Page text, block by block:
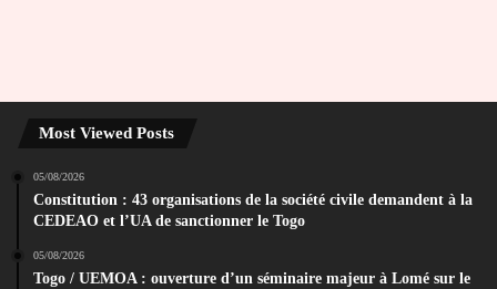
Most Viewed Posts
05/08/2026
Constitution : 43 organisations de la société civile demandent à la
CEDEAO et l’UA de sanctionner le Togo
05/08/2026
Togo / UEMOA : ouverture d’un séminaire majeur à Lomé sur le